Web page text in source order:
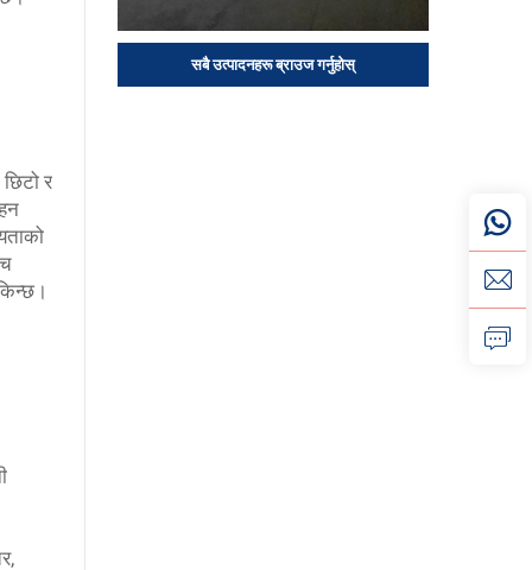
र
सबै उत्पादनहरू ब्राउज गर्नुहोस्